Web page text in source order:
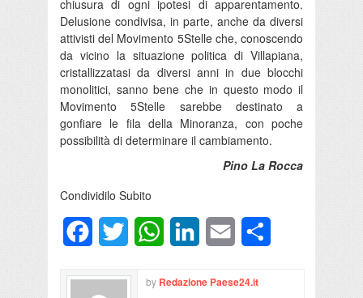
chiusura di ogni ipotesi di apparentamento.
Delusione condivisa, in parte, anche da diversi
attivisti del Movimento 5Stelle che, conoscendo
da vicino la situazione politica di Villapiana,
cristallizzatasi da diversi anni in due blocchi
monolitici, sanno bene che in questo modo il
Movimento 5Stelle sarebbe destinato a
gonfiare le fila della Minoranza, con poche
possibilità di determinare il cambiamento.
Pino La Rocca
Condividilo Subito
FacebookTwitter WhatsAppLinkedInEmail
by Redazione Paese24.it